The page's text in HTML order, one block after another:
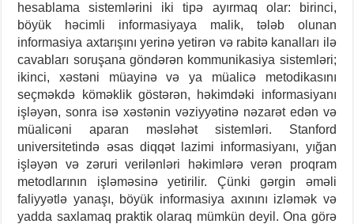
hesablama sistemlərini iki tipə ayırmaq olar: birinci,
böyük həcimli informasiyaya malik, tələb olunan
informasiya axtarışını yerinə yetirən və rabitə kanalları ilə
cavabları soruşana göndərən kommunikasiya sistemləri;
ikinci, xəstəni müayinə və ya müalicə metodikasını
seçməkdə köməklik göstərən, həkimdəki informasiyanı
işləyən, sonra isə xəstənin vəziyyətinə nəzarət edən və
müalicəni aparan məsləhət sistemləri. Stanford
universitetində əsas diqqət lazimi informasiyanı, yığan
işləyən və zəruri verilənləri həkimlərə verən proqram
metodlarının işləməsinə yetirilir. Çünki gərgin əməli
faliyyətlə yanaşı, böyük informasiya axınını izləmək və
yadda saxlamaq praktik olaraq mümkün deyil. Ona görə